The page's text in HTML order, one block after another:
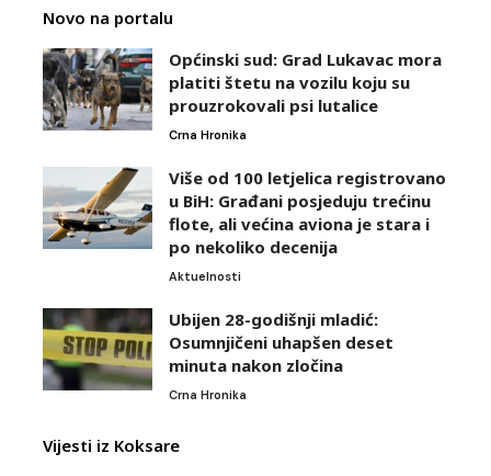
Novo na portalu
Općinski sud: Grad Lukavac mora
platiti štetu na vozilu koju su
prouzrokovali psi lutalice
Crna Hronika
Više od 100 letjelica registrovano
u BiH: Građani posjeduju trećinu
flote, ali većina aviona je stara i
po nekoliko decenija
Aktuelnosti
Ubijen 28-godišnji mladić:
Osumnjičeni uhapšen deset
minuta nakon zločina
Crna Hronika
Vijesti iz Koksare